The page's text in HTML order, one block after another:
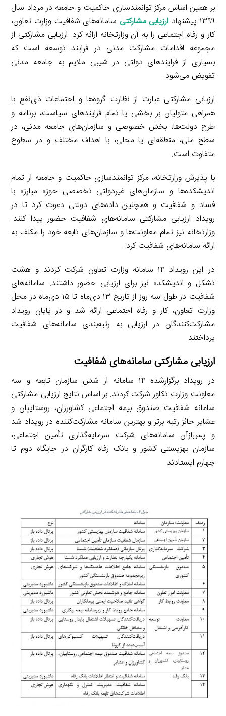
بر همین اساس مرکز توانمندسازی حاکمیت و جامعه در مرداد سال
۱۳۹۹ پیشنهاد
ارزیابی مشارکتی سامانه‌های شفافیت وزارت تعاون،
کار و رفاه اجتماعی را به آن وزارتخانه ارائه کرد. ارزیابی مشارکتی از
مجموعه اقدامات مشارکت مدنی در فرایند توسعه است که
بسیاری از فرایندهای دولتی در شیبی ملایم به جامعه مدنی
تفویض می‌شود.
ارزیابی مشارکتی عبارت از نظارت گروه‌ها و اجتماعات ذی‌نفع با
همراهی متولیان بر بخشی یا تمام فرایندهای سیاست، برنامه و
طرح دولت‌ها، بخش خصوصی و سازمان‌های جامعه مدنی، در
سطح ملی، منطقه‌ای یا محلی، با اهداف مختلف و در سطوح
متفاوت است.
با پذیرش وزارتخانه، مرکز توانمندسازی حاکمیت و جامعه از تمام
اندیشکده‌ها و سازمان‌های غیردولتی تخصصی حوزه مبارزه با
فساد و شفافیت و همچنین داده‌های دولتی دعوت کرد تا در
رویداد ارزیابی مشارکتی سامانه‌های شفافیت حضور پیدا کنند.
وزارتخانه نیز تمام معاونت‌ها و سازمان‌های تابعه خود را مکلف به
ارائه سامانه‌های شفافیت کرد.
در این رویداد ۱۴ سامانه وزارت تعاون شرکت کردند و هشت
تشکل و اندیشکده نیز برای ارزیابی حضور داشتند. سامانه‌های
شفافیت در طول سه روز از تاریخ ۱۳ دی‌ماه تا ۱۵ دی‌ماه در محل
وزارت تعاون، کار و رفاه اجتماعی ارائه شد و در پایان رویداد
مشارکت‌کنندگان در ارزیابی به رتبه‌بندی سامانه‌های شفافیت
پرداختند.
ارزیابی مشارکتی سامانه‌های شفافیت
در رویداد برگزارشده ۱۴ سامانه از شش سازمان تابعه و سه
معاونت وزارت تکاور شرکت کردند. بر اساس نتایج ارزیابی مشارکتی
سامانه شفافیت صندوق بیمه اجتماعی کشاورزان، روستاییان و
عشایر حائز رتبه برتر و بهترین سامانه مشارکت‌کننده در رویداد شد
و پس‌ازآن سامانه‌های شرکت سرمایه‌گذاری تأمین اجتماعی،
سازمان بهزیستی کشور و بانک رفاه کارگران در جایگاه دوم تا
چهارم ایستادند.